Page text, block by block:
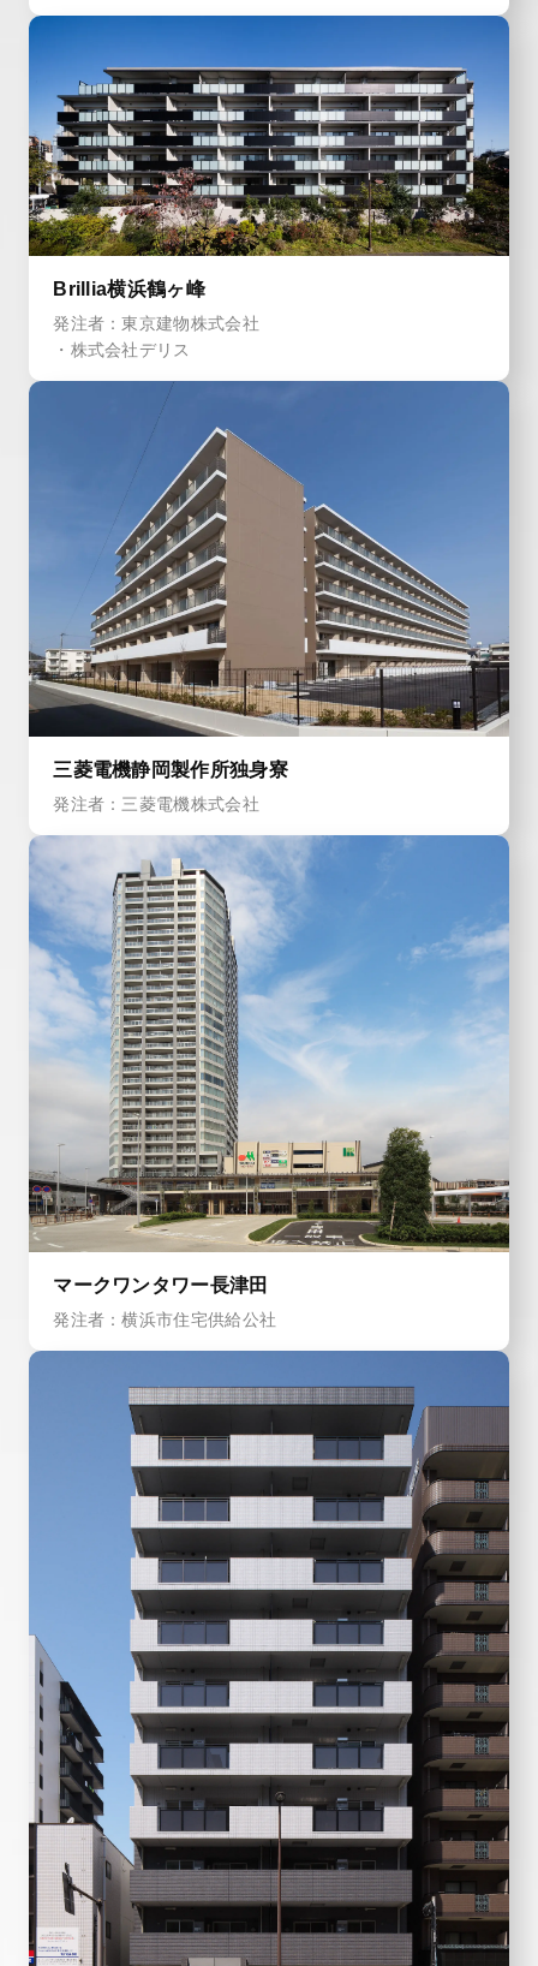
Brillia横浜鶴ヶ峰
発注者：東京建物株式会社
・株式会社デリス
三菱電機静岡製作所独身寮
発注者：三菱電機株式会社
マークワンタワー長津田
発注者：横浜市住宅供給公社